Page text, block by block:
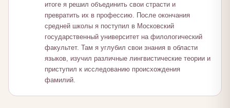
итоге я решил объединить свои страсти и
превратить их в профессию. После окончания
средней школы я поступил в Московский
государственный университет на филологический
факультет. Там я углубил свои знания в области
языков, изучил различные лингвистические теории и
приступил к исследованию происхождения
фамилий.